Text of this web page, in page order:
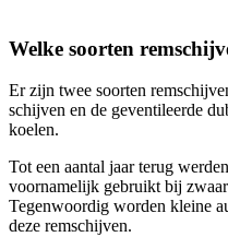
Welke soorten
Er zijn twee soorten
schijven en de geventileerde
koelen.
Tot een aantal jaar terug
voornamelijk gebruikt bij
Tegenwoordig worden kleine
deze remschijven.